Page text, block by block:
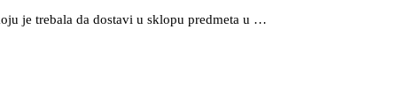
je trebala da dostavi u sklopu predmeta u …